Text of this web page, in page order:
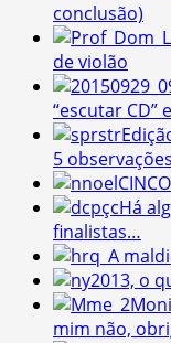
conclusão)
de violão
“escutar CD”
5 observações
Há
finalistas…
A
2013, o
mim não,